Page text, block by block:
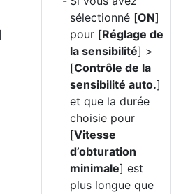
sélectionné [ON]
pour [Réglage de
la sensibilité] >
[Contrôle de la
sensibilité auto.]
et que la durée
choisie pour
[Vitesse
d’obturation
minimale] est
plus longue que